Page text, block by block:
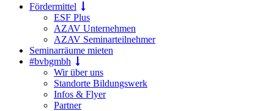
Fördermittel
ESF Plus
AZAV Unternehmen
AZAV Seminarteilnehmer
Seminarräume mieten
#bvbgmbh
Wir über uns
Standorte Bildungswerk
Infos & Flyer
Partner